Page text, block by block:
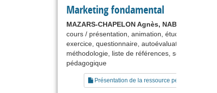
Marketing fondamental
MAZARS-CHAPELON Agnès, NABEC Lydiane
cours / présentation, animation, étude de cas,
exercice, questionnaire, autoévaluation,
méthodologie, liste de références, scénario
pédagogique
Présentation de la ressource pédagogique